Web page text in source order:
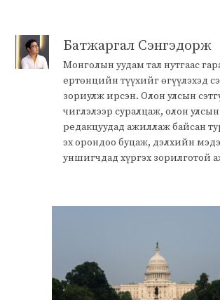
Батжаргал Сэнгэдорж
Монголын уудам тал нутгаас
ертөнцийн түүхийг өгүүлэхэд
зориулж ирсэн. Олон улсын
чиглэлээр суралцаж, олон
редакцуудад ажиллаж байсан
эх орондоо буцаж, дэлхийн
уншигчдад хүргэх зорилготой